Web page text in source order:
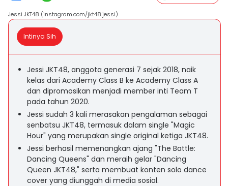
Jessi JKT48 (instagram.com/jkt48.jessi)
Intinya Sih
Jessi JKT48, anggota generasi 7 sejak 2018, naik
kelas dari Academy Class B ke Academy Class A
dan dipromosikan menjadi member inti Team T
pada tahun 2020.
Jessi sudah 3 kali merasakan pengalaman sebagai
senbatsu JKT48, termasuk dalam single "Magic
Hour" yang merupakan single original ketiga JKT48.
Jessi berhasil memenangkan ajang "The Battle:
Dancing Queens" dan meraih gelar "Dancing
Queen JKT48," serta membuat konten solo dance
cover yang diunggah di media sosial.